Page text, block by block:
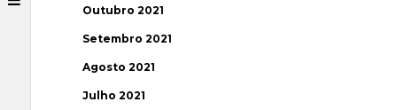
Outubro 2021
Setembro 2021
Agosto 2021
Julho 2021